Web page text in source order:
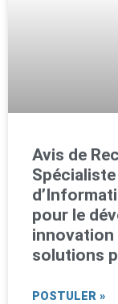
Avis de
pour le
solutions
POSTULER »